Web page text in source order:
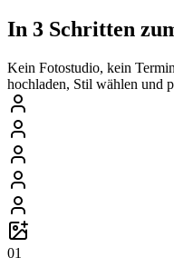
In 3 Schritten
Kein Fotostudio, kein
hochladen, Stil wählen und
01